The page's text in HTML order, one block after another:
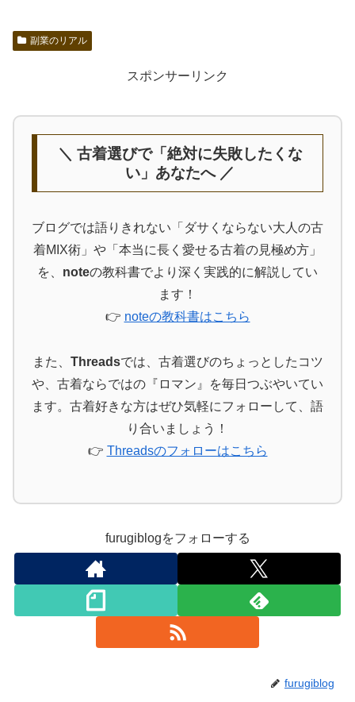
副業のリアル
スポンサーリンク
＼ 古着選びで「絶対に失敗したくな
い」あなたへ ／
ブログでは語りきれない「ダサくならない大人の古
着MIX術」や「本当に長く愛せる古着の見極め方」
を、 noteの教科書でより深く実践的に解説してい
ます！
👉 noteの教科書はこちら
また、 Threadsでは、古着選びのちょっとしたコツ
や、古着ならではの『ロマン』を毎日つぶやいてい
ます。古着好きな方はぜひ気軽にフォローして、語
り合いましょう！
👉 Threadsのフォローはこちら
furugiblogをフォローする
furugiblog